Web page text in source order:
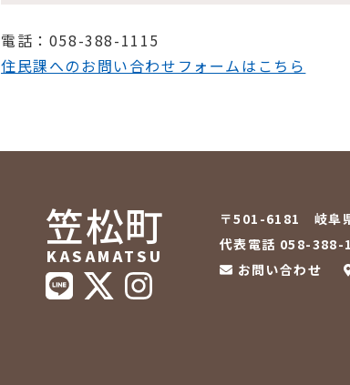
電話 ：058-388-1115
住民課へのお問い合わせフォームはこちら
笠松町
KASAMATSU
〒501-6181 岐阜
代表電話 058-
お問い合わせ